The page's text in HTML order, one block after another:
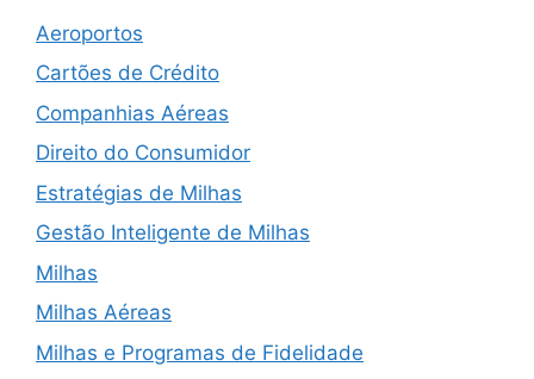
Aeroportos
Cartões de Crédito
Companhias Aéreas
Direito do Consumidor
Estratégias de Milhas
Gestão Inteligente de Milhas
Milhas
Milhas Aéreas
Milhas e Programas de Fidelidade